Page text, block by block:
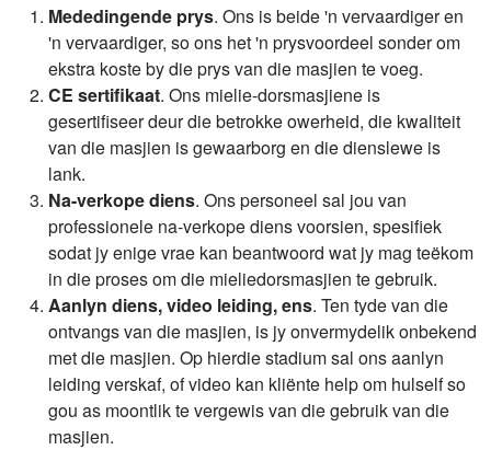
Mededingende prys. Ons is beide 'n vervaardiger en
'n vervaardiger, so ons het 'n prysvoordeel sonder om
ekstra koste by die prys van die masjien te voeg.
CE sertifikaat. Ons mielie-dorsmasjiene is
gesertifiseer deur die betrokke owerheid, die kwaliteit
van die masjien is gewaarborg en die dienslewe is
lank.
Na-verkope diens. Ons personeel sal jou van
professionele na-verkope diens voorsien, spesifiek
sodat jy enige vrae kan beantwoord wat jy mag teëkom
in die proses om die mieliedorsmasjien te gebruik.
Aanlyn diens, video leiding, ens. Ten tyde van die
ontvangs van die masjien, is jy onvermydelik onbekend
met die masjien. Op hierdie stadium sal ons aanlyn
leiding verskaf, of video kan kliënte help om hulself so
gou as moontlik te vergewis van die gebruik van die
masjien.